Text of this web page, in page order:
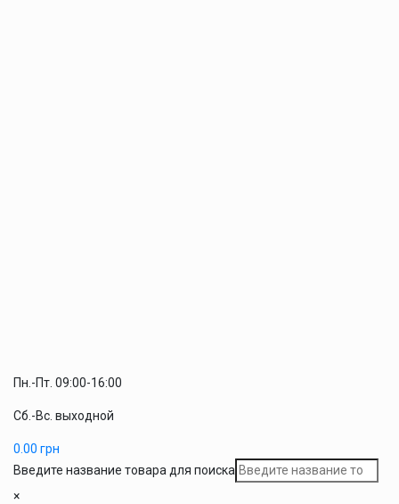
Пн.-Пт. 09:00-16:00
Сб.-Вс. выходной
0.00 грн
Введите название товара для поиска
×